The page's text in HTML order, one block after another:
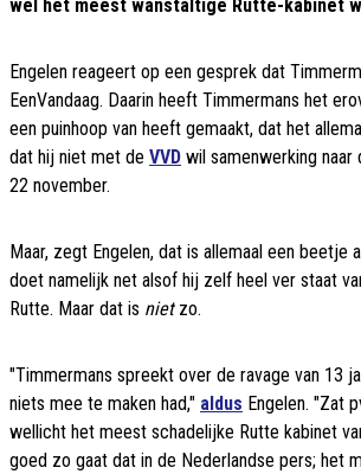
wel het meest wanstaltige Rutte-kabinet
Engelen reageert op een gesprek dat
EenVandaag. Daarin heeft Timmermans het
een puinhoop van heeft gemaakt, dat het
dat hij niet met de VVD wil samenwerking naar
22 november.
Maar, zegt Engelen, dat is allemaal een beetje
doet namelijk net alsof hij zelf heel ver staat
Rutte. Maar dat is nietzo.
"Timmermans spreekt over de ravage van 13
niets mee te maken had," aldus Engelen. "Zat
wellicht het meest schadelijke Rutte kabinet
goed zo gaat dat in de Nederlandse pers; het